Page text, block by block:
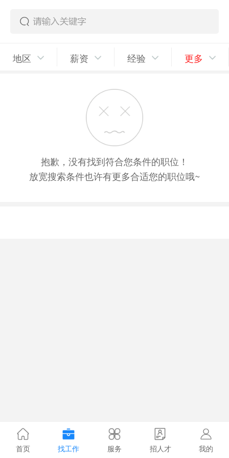
地区 薪资 经验 更多
抱歉，没有找到符合您条件的职位！
放宽搜索条件也许有更多合适您的职位哦~
首页 找工作 服务 招人才 我的